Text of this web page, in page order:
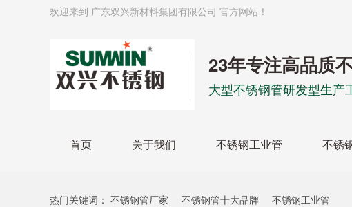
欢迎来到 广东双兴新材料集团有限公司 官方网站！
23年专注高品质
大型不锈钢管研发型生产
首页 关于我们 不锈钢工业管 不锈
热门关键词： 不锈钢管厂家 不锈钢管十大品牌 不锈钢工业管